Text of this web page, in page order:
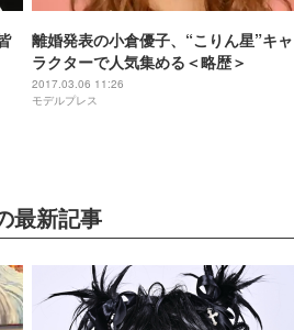
離婚発表の小倉優子、“こりん星”キャ
ラクターで人気集める＜略歴＞
2017.03.06 11:26
モデルプレス
最新記事